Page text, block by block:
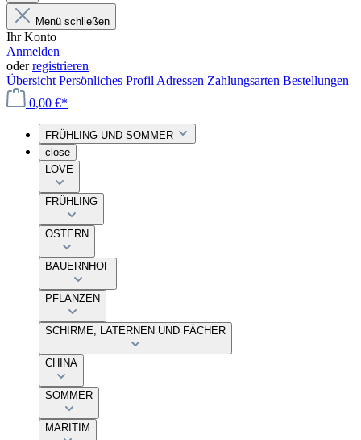
Menü schließen
Ihr Konto
Anmelden
oderregistrieren
Übersicht Persönliches Profil Adressen Zahlungsarten Bestellungen
0,00 €*
FRÜHLING UND SOMMER
close
LOVE
FRÜHLING
OSTERN
BAUERNHOF
PFLANZEN
SCHIRME, LATERNEN UND FÄCHER
CHINA
SOMMER
MARITIM